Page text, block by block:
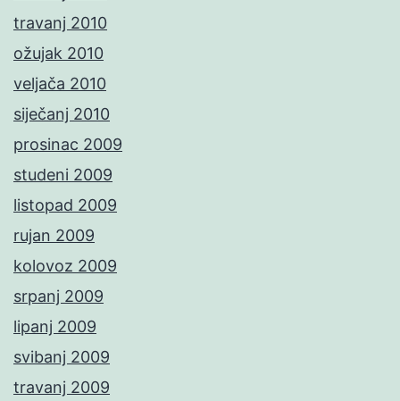
travanj 2010
ožujak 2010
veljača 2010
siječanj 2010
prosinac 2009
studeni 2009
listopad 2009
rujan 2009
kolovoz 2009
srpanj 2009
lipanj 2009
svibanj 2009
travanj 2009